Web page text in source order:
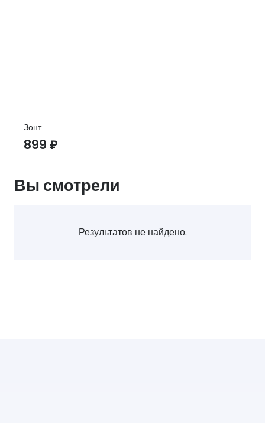
Зонт
899 ₽
Вы смотрели
Результатов не найдено.